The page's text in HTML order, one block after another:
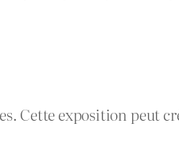
Cette exposition peut